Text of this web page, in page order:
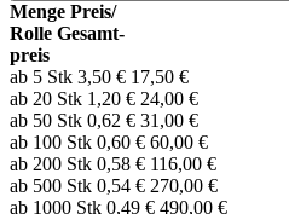
Menge Preis/
Rolle Gesamt-
preis
ab 5 Stk 3,50 € 17,50 €
ab 20 Stk 1,20 € 24,00 €
ab 50 Stk 0,62 € 31,00 €
ab 100 Stk 0,60 € 60,00 €
ab 200 Stk 0,58 € 116,00 €
ab 500 Stk 0,54 € 270,00 €
ab 1000 Stk 0,49 € 490,00 €